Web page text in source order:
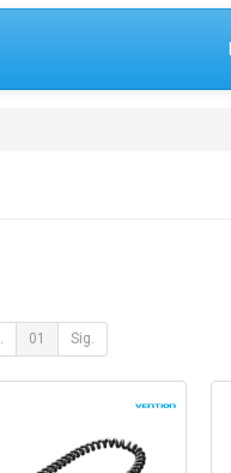
01 Sig.